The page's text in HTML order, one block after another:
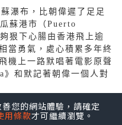
瀑布，比朝偉遲了足足
蘇港市（Puerto
狠下心腸由香港飛上逾
當勇氣，處心積累多年終
機上一路默唱著電影原聲
和默記著朝偉一個人對
公園內的大瀑布，但除非
您的網站體驗，請確定
用條款才可繼續瀏覽。